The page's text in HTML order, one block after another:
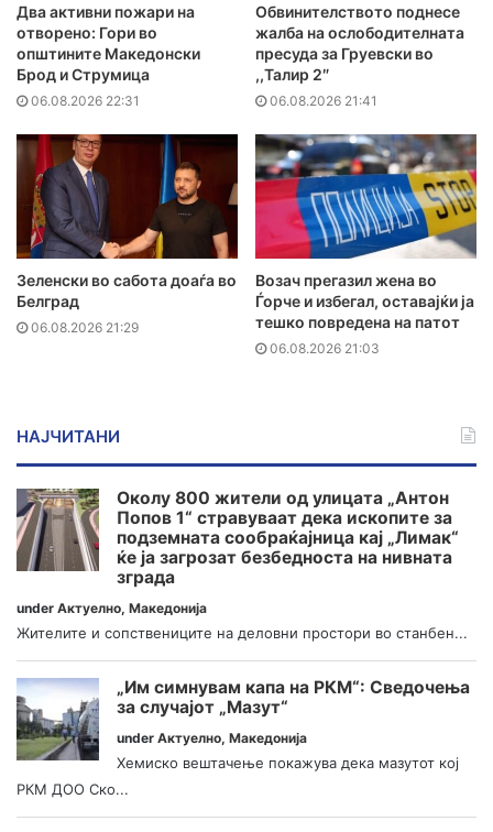
Два активни пожари на
отворено: Гори во
општините Македонски
Брод и Струмица
06.08.2026 22:31
Обвинителството поднесе
жалба на ослободителната
пресуда за Груевски во
,,Талир 2″
06.08.2026 21:41
Зеленски во сабота доаѓа во
Белград
06.08.2026 21:29
Возач прегазил жена во
Ѓорче и избегал, оставајќи ја
тешко повредена на патот
06.08.2026 21:03
НАЈЧИТАНИ
Околу 800 жители од улицата „Антон
Попов 1“ стравуваат дека ископите за
подземната сообраќајница кај „Лимак“
ќе ја загрозат безбедноста на нивната
зграда
under Актуелно, Македонија
Жителите и сопствениците на деловни простори во станбен...
„Им симнувам капа на РКМ“: Сведочења
за случајот „Мазут“
under Актуелно, Македонија
Хемиско вештачење покажува дека мазутот кој
РКМ ДОО Ско...